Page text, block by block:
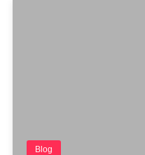
Blog